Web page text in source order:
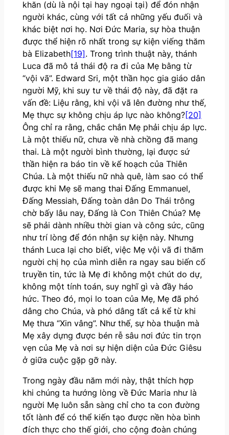
khăn (dù là nội tại hay ngoại tại) để đón nhận
người khác, cùng với tất cả những yếu đuối và
khác biệt nơi họ. Nơi Đức Maria, sự hòa thuận
được thể hiện rõ nhất trong sự kiện viếng thăm
bà Elizabeth[19]. Trong trình thuật này, thánh
Luca đã mô tả thái độ ra đi của Mẹ bằng từ
“vội vã”. Edward Sri, một thần học gia giáo dân
người Mỹ, khi suy tư về thái độ này, đã đặt ra
vấn đề: Liệu rằng, khi vội vã lên đường như thế,
Mẹ thực sự không chịu áp lực nào không?[20]
Ông chỉ ra rằng, chắc chắn Mẹ phải chịu áp lực.
Là một thiếu nữ, chưa về nhà chồng đã mang
thai. Là một người bình thường, lại được sứ
thần hiện ra báo tin về kế hoạch của Thiên
Chúa. Là một thiếu nữ nhà quê, làm sao có thể
được khi Mẹ sẽ mang thai Đấng Emmanuel,
Đấng Messiah, Đấng toàn dân Do Thái trông
chờ bấy lâu nay, Đấng là Con Thiên Chúa? Mẹ
sẽ phải dành nhiều thời gian và công sức, cũng
như trí lòng để đón nhận sự kiện này. Nhưng
thánh Luca lại cho biết, việc Mẹ vội vã đi thăm
người chị họ của mình diễn ra ngay sau biến cố
truyền tin, tức là Mẹ đi không một chút do dự,
không một tính toán, suy nghĩ gì và đầy háo
hức. Theo đó, mọi lo toan của Mẹ, Mẹ đã phó
dâng cho Chúa, và phó dâng tất cả kể từ khi
Mẹ thưa “Xin vâng”. Như thế, sự hòa thuận mà
Mẹ xây dựng được bén rễ sâu nơi đức tin trọn
vẹn của Mẹ và nơi sự hiện diện của Đức Giêsu
ở giữa cuộc gặp gỡ này.
Trong ngày đầu năm mới này, thật thích hợp
khi chúng ta hướng lòng về Đức Maria như là
người Mẹ luôn sẵn sàng chỉ cho ta con đường
tốt lành để có thể kiến tạo được nền hòa bình
đích thực cho thế giới, cho cộng đoàn chúng